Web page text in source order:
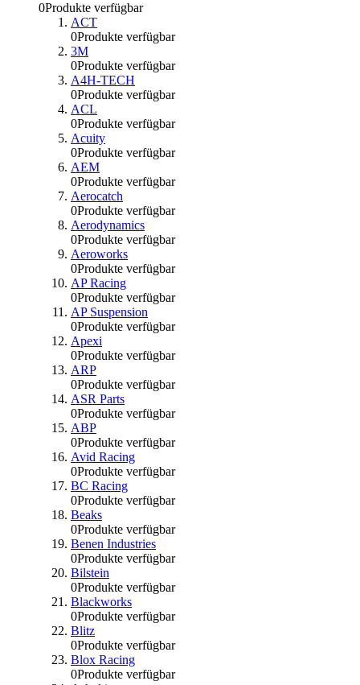
0Produkte verfügbar
ACT
0Produkte verfügbar
3M
0Produkte verfügbar
A4H-TECH
0Produkte verfügbar
ACL
0Produkte verfügbar
Acuity
0Produkte verfügbar
AEM
0Produkte verfügbar
Aerocatch
0Produkte verfügbar
Aerodynamics
0Produkte verfügbar
Aeroworks
0Produkte verfügbar
AP Racing
0Produkte verfügbar
AP Suspension
0Produkte verfügbar
Apexi
0Produkte verfügbar
ARP
0Produkte verfügbar
ASR Parts
0Produkte verfügbar
ABP
0Produkte verfügbar
Avid Racing
0Produkte verfügbar
BC Racing
0Produkte verfügbar
Beaks
0Produkte verfügbar
Benen Industries
0Produkte verfügbar
Bilstein
0Produkte verfügbar
Blackworks
0Produkte verfügbar
Blitz
0Produkte verfügbar
Blox Racing
0Produkte verfügbar